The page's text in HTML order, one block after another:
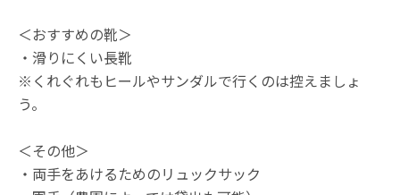
＜おすすめの靴＞
・滑りにくい長靴
※くれぐれもヒールやサンダルで行くのは控えましょ
う。
＜その他＞
・両手をあけるためのリュックサック